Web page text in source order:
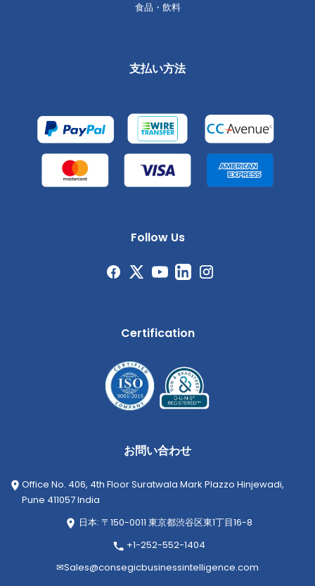
食品・飲料
支払い方法
Follow Us
Certification
お問い合わせ
Office No. 406, 4th Floor Suratwala Mark Plazzo Hinjewadi,
Pune 411057 India
日本: 〒150-0011 東京都渋谷区東1丁目16-8
+1-252-552-1404
✉Sales@consegicbusinessintelligence.com